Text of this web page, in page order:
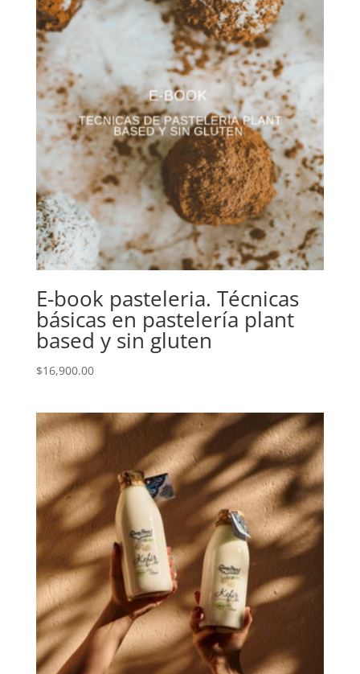
E-book pasteleria. Técnicas
básicas en pastelería plant
based y sin gluten
$16,900.00